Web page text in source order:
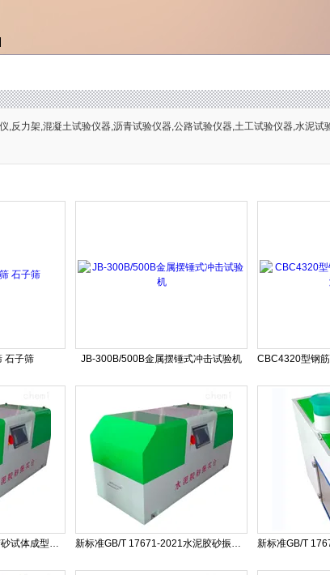
反力架,混凝土试验仪器,沥青试验仪器,公路试验仪器,土工试验仪器,水泥试
石子筛 JB-300B/500B金属摆锤式冲击试验机
GB/T 17671-2021水泥胶砂试体成型振实台 新标准GB/T 17671-2021水泥胶砂振实台